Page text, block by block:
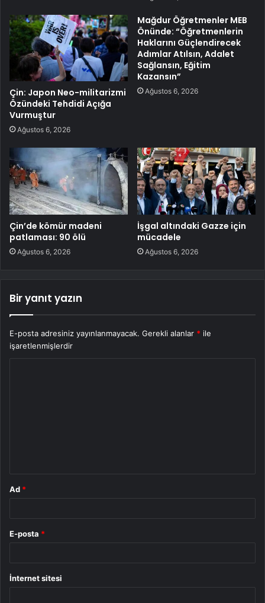
Çin: Japon Neo-militarizmi
Özündeki Tehdidi Açığa
Vurmuştur
Ağustos 6, 2026
Mağdur Öğretmenler MEB
Önünde: “Öğretmenlerin
Haklarını Güçlendirecek
Adımlar Atılsın, Adalet
Sağlansın, Eğitim
Kazansın”
Ağustos 6, 2026
Çin’de kömür madeni
patlaması: 90 ölü
Ağustos 6, 2026
İşgal altındaki Gazze için
mücadele
Ağustos 6, 2026
Bir yanıt yazın
E-posta adresiniz yayınlanmayacak. Gerekli alanlar * ile
işaretlenmişlerdir
Ad *
E-posta *
İnternet sitesi